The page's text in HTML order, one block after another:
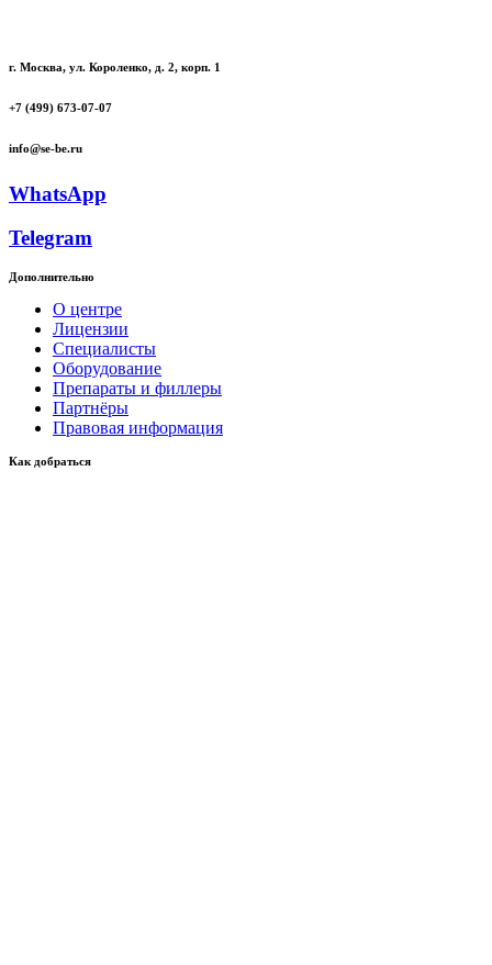
г. Москва, ул. Короленко, д. 2, корп. 1
+7 (499) 673-07-07
info@se-be.ru
WhatsApp
Telegram
Дополнительно
О центре
Лицензии
Специалисты
Оборудование
Препараты и филлеры
Партнёры
Правовая информация
Как добраться